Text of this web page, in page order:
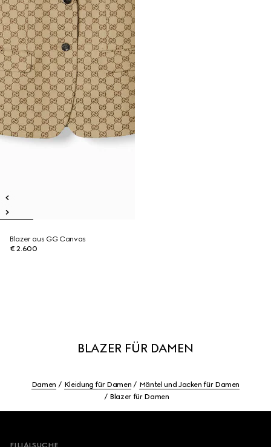
Blazer aus GG Canvas
€ 2.600
BLAZER FÜR DAMEN
Damen Kleidung für Damen
Mäntel und Jacken für Damen
Blazer für Damen
FILIALSUCHE